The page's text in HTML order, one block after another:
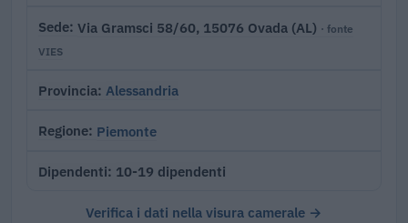
Sede Via Gramsci 58/60, 15076 Ovada (AL) · fonte
VIES
Provincia Alessandria
Regione Piemonte
Dipendenti 10-19 dipendenti
Verifica i dati nella visura camerale →